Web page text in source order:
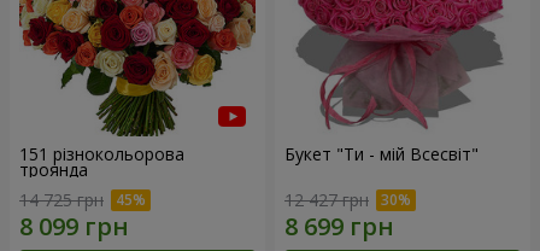
151 різнокольорова
троянда
14 725 грн
Букет "Ти - мій Всесвіт"
12 427 грн